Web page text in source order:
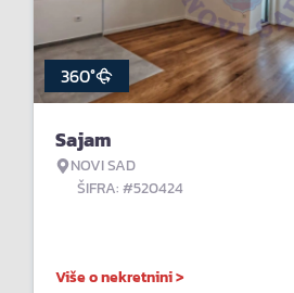
360°
Sajam
NOVI SAD
ŠIFRA: #520424
Više o nekretnini >